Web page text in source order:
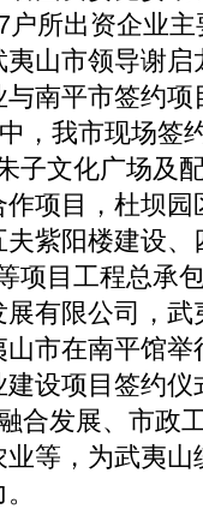
所出资企业
山市领导谢
南平市签约
，我市现场签
子文化广场及
项目，杜坝
紫阳楼建设
项目工程总承
有限公司，
市在南平馆
设项目签约
合发展、市政
等，为武夷